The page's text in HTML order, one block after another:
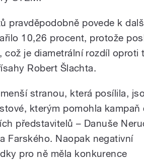
pravděpodobně povede k
10,26 procent, protože
což je diametrální rozdíl oproti
Robert Šlachta.
stranou, která posílila,
kterým pomohla kampaň
představitelů – Danuše
Farského. Naopak negativní
pro ně měla konkurence